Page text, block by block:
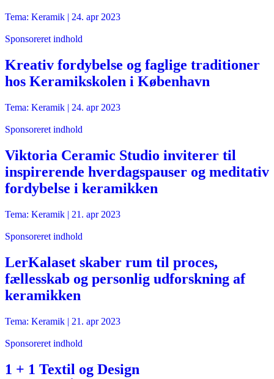
Tema: Keramik | 24. apr 2023
Sponsoreret indhold
Kreativ fordybelse og faglige traditioner
hos Keramikskolen i København
Tema: Keramik | 24. apr 2023
Sponsoreret indhold
Viktoria Ceramic Studio inviterer til
inspirerende hverdagspauser og meditativ
fordybelse i keramikken
Tema: Keramik | 21. apr 2023
Sponsoreret indhold
LerKalaset skaber rum til proces,
fællesskab og personlig udforskning af
keramikken
Tema: Keramik | 21. apr 2023
Sponsoreret indhold
1 + 1 Textil og Design